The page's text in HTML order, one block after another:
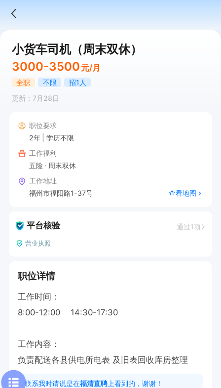
小货车司机（周末双休）
3000-3500 元/月
全职 不限
招1人
更新：7月28日
职位要求
2年
学历不限
工作福利
五险
周末双休
工作地址
福州市福阳路1-37号
查看地图
平台核验 通过1项
营业执照
职位详情
工作时间：
8:00-12:00    14:30-17:30
工作内容：
负责配送各县供电所电表 及旧表回收库房整理
联系我时请说是在福清直聘 上看到的，谢谢！